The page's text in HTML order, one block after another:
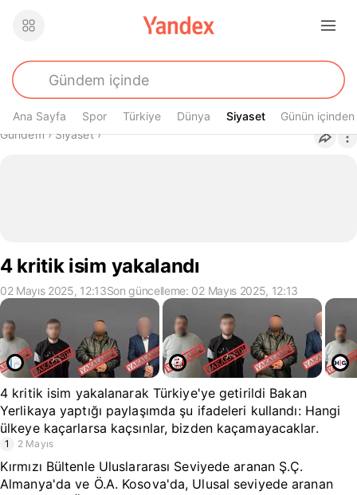
Ana Sayfa Spor Türkiye Dünya Siyaset
Siyaset Günün içinden
Buradasın
Gündem› Siyaset›
4 kritik isim yakalandı
02 Mayıs 2025, 12:13Son güncelleme: 02 Mayıs 2025, 12:13
4 kritik isim yakalanarak Türkiye'ye getirildi Bakan
Yerlikaya yaptığı paylaşımda şu ifadeleri kullandı: Hangi
ülkeye kaçarlarsa kaçsınlar, bizden kaçamayacaklar.
1 2 Mayıs
Kırmızı Bültenle Uluslararası Seviyede aranan Ş.Ç.
Almanya'da ve Ö.A. Kosova'da, Ulusal seviyede aranan